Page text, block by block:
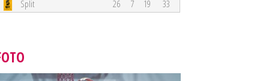
Split 26 7 19 33